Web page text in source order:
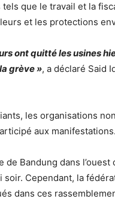
que le travail et la
et les protections
ont quitté les usines
grève », a déclaré Said
les organisations
aux
Bandung dans
Cependant, la
dans ces